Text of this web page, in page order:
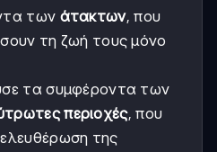
των άτακτων, που
τη ζωή τους μόνο
τα συμφέροντα των
περιοχές, που
της